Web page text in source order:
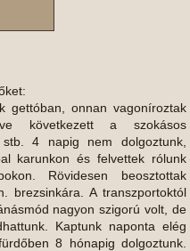
gettóban, onnan vagoníroztak
következett a szokásos
4 napig nem dolgoztunk,
karunkon és felvettek rólunk
Rövidesen beosztottak
brezsinkára. A transzportoktól
nagyon szigorú volt, de
Kaptunk naponta elég
8 hónapig dolgoztunk.